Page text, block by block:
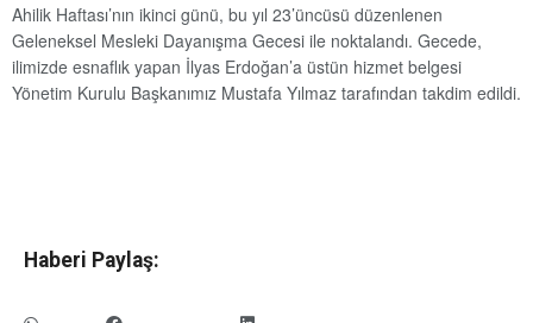
Ahilik Haftası’nın ikinci günü, bu yıl 23’üncüsü düzenlenen
Geleneksel Mesleki Dayanışma Gecesi ile noktalandı. Gecede,
ilimizde esnaflık yapan İlyas Erdoğan’a üstün hizmet belgesi
Yönetim Kurulu Başkanımız Mustafa Yılmaz tarafından takdim edildi.
Haberi Paylaş: